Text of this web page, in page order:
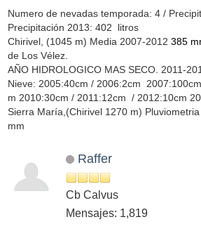
Numero de nevadas temporada: 4 /
Precipitación 2013: 402 litros
Chirivel, (1045 m) Media 2007-2012 385
de Los Vélez.
AÑO HIDROLOGICO MAS SECO. 2011-
Nieve: 2005:40cm / 2006:2cm
m 2010:30cm / 2011:12cm / 2012:10cm
Sierra María,(Chirivel 1270 m)
mm
Raffer
Cb Calvus
Mensajes: 1,819